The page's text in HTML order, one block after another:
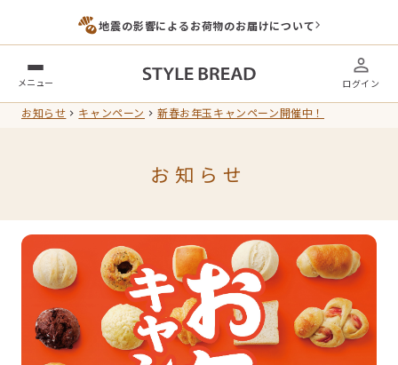
地震の影響によるお荷物のお届けについて
メニュー ログイン
お知らせ キャンペーン 新春お年玉キャンペーン開催中！
お知らせ